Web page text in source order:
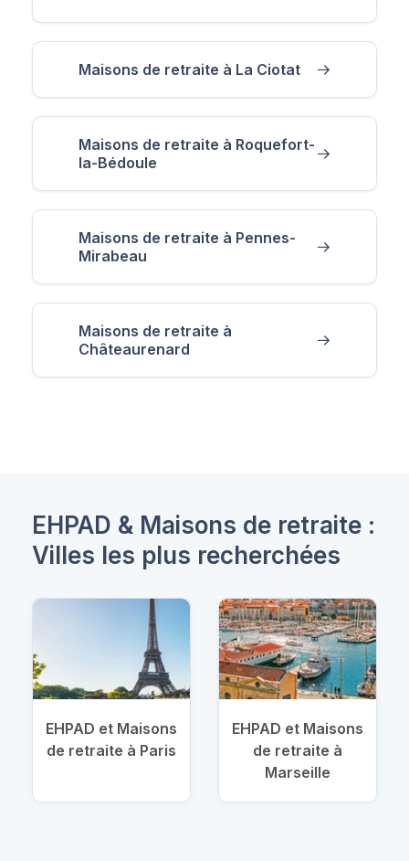
Maisons de retraite à La Ciotat
Maisons de retraite à Roquefort-
la-Bédoule
Maisons de retraite à Pennes-
Mirabeau
Maisons de retraite à
Châteaurenard
EHPAD & Maisons de retraite :
Villes les plus recherchées
EHPAD et Maisons
de retraite à Paris
EHPAD et Maisons
de retraite à
Marseille